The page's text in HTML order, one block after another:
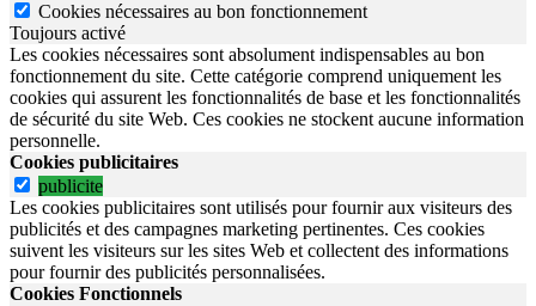
Cookies nécessaires au bon fonctionnement
Toujours activé
Les cookies nécessaires sont absolument indispensables au bon
fonctionnement du site. Cette catégorie comprend uniquement les
cookies qui assurent les fonctionnalités de base et les fonctionnalités
de sécurité du site Web. Ces cookies ne stockent aucune information
personnelle.
Cookies publicitaires
publicite
Les cookies publicitaires sont utilisés pour fournir aux visiteurs des
publicités et des campagnes marketing pertinentes. Ces cookies
suivent les visiteurs sur les sites Web et collectent des informations
pour fournir des publicités personnalisées.
Cookies Fonctionnels